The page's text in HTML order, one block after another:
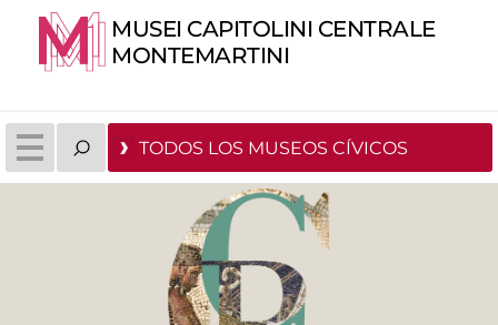
MUSEI CAPITOLINI CENTRALE
MONTEMARTINI
TODOS LOS MUSEOS CÍVICOS